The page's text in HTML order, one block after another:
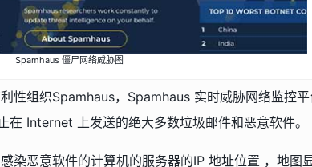
Spamhaus 僵尸网络威胁图
性组织Spamhaus，Spamhaus 实时威胁网络监控
Internet 上发送的绝大多数垃圾邮件和恶意软件。
染恶意软件的计算机的服务器的IP 地址位置 ，地图